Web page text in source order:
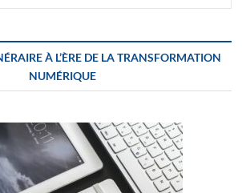
À L’ÈRE DE LA TRANSFORMATION
NUMÉRIQUE